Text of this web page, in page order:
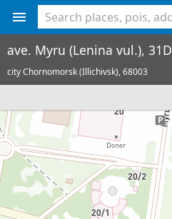
ave. Myru (Lenina vul.), 31D
city Chornomorsk (Illichivsk),68003
<% console.log(hcard) %>